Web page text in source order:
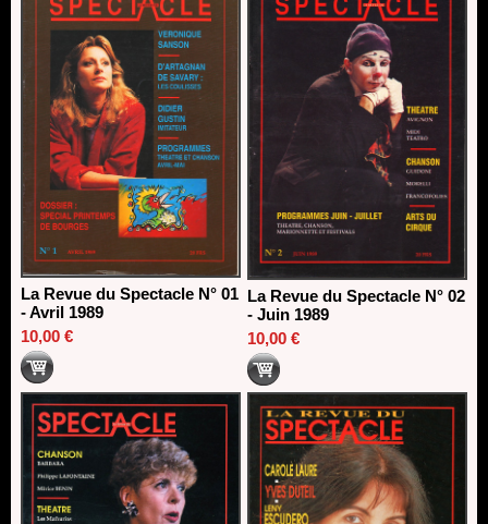
Dispositif SACD Auteurs d'espaces : les lauréats 2026
18/03/2026
La Revue du Spectacle N° 01
- Avril 1989
10,00 €
La Revue du Spectacle N° 02
- Juin 1989
10,00 €